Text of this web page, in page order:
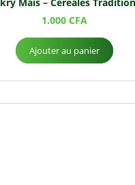
1.000 CFA
Ajouter au panier